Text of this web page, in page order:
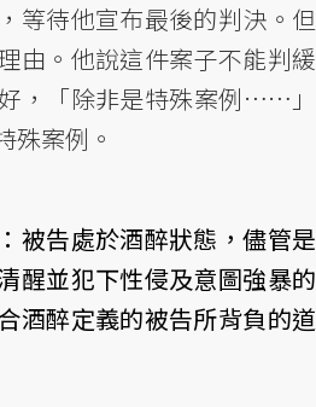
等待他宣布最後的判決。但
由。他說這件案子不能判緩
，「除非是特殊案例……」
殊案例。
被告處於酒醉狀態，儘管是
醒並犯下性侵及意圖強暴的
酒醉定義的被告所背負的道